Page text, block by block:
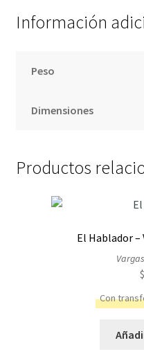
Información
Peso
Dimensiones
Productos
El Hablador –
$
Con